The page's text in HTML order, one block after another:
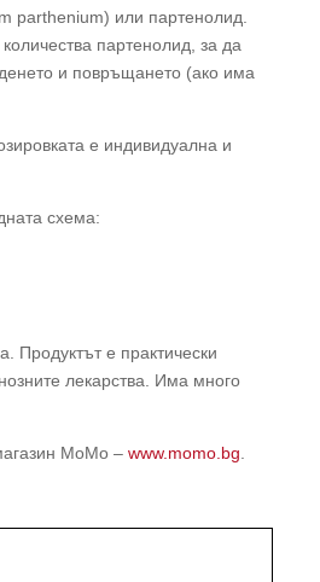
parthenium) или партенолид.
партенолид, за да
и повръщането (ако има
е индивидуална и
схема:
Продуктът е практически
лекарства. Има много
МоМо –www.momo.bg